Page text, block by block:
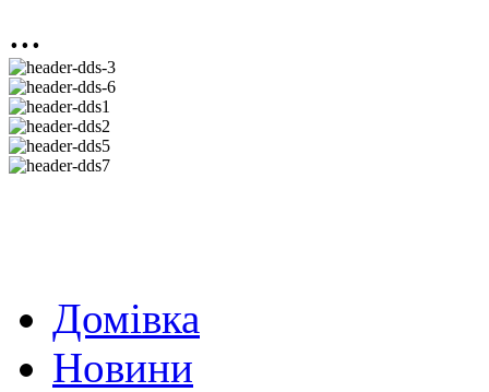
...
Домівка
Новини